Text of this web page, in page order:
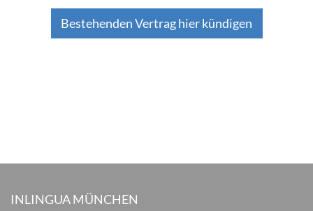
Bestehenden Vertrag hier kündigen
INLINGUA MÜNCHEN